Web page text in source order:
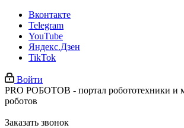
Вконтакте
Telegram
YouTube
Яндекс.Дзен
TikTok
Войти
PRO РОБОТОВ - портал робототехники и
роботов
Заказать звонок